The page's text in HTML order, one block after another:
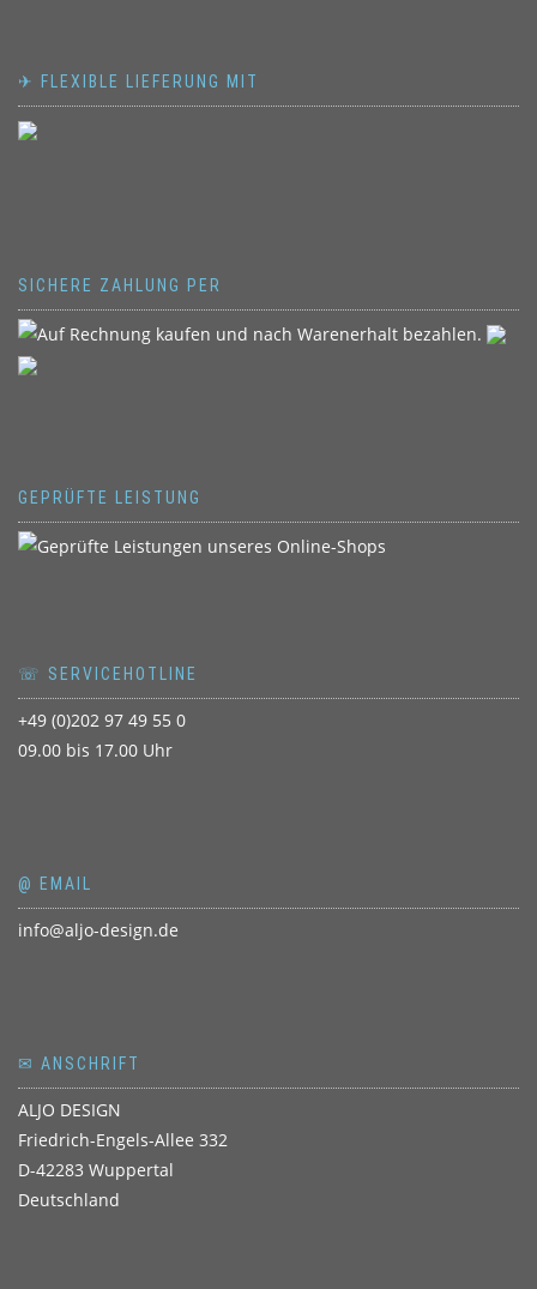
✈ FLEXIBLE LIEFERUNG MIT
SICHERE ZAHLUNG PER
GEPRÜFTE LEISTUNG
☏ SERVICEHOTLINE
+49 (0)202 97 49 55 0
09.00 bis 17.00 Uhr
@ EMAIL
info@aljo-design.de
✉ ANSCHRIFT
ALJO DESIGN
Friedrich-Engels-Allee 332
D-42283 Wuppertal
Deutschland